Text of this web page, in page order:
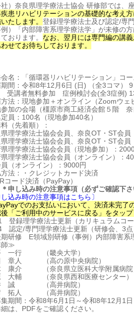
社）奈良県理学療法士協会 研修部では、
患リハビリテーションの基礎的な考え
たします。 登録理学療法士及び認定/専
例）「内部障害系理学療法学」が未修の
おります。 なお、翌月には専門編の講
せてお待ちしております。
名：「循環器リハビリテーション」コ
期間：令和8年12月6日 (日) （全3コマ）
者無料参加 症例検討会(全3症例)
方法：現地参加＋オンライン（Zoomウェ
加の会場（橿原市商工経済会館５階 奈
員：100名（現地参加40名）
（先着順）：
理学療法士協会会員、奈良OT・ST会員
理学療法士協会会員、奈良OT・ST会員
理学療法士協会会員（現地参加）：
理学療法士協会会員（オンライン）：
（オンライン）：9000円
法：・クレジットカード決済
コード決済（PayPay）
＊申し込み時の注意事項（必ずご確認下さ
し込み時の注意事項はこちら〕
でのお支払いにおいて、決済未完了
「ご利用中のサービスに戻る」をタップ
登録理学療法士更新（カリキュラムコ
認定/専門理学療法士更新（研修会、3点
期研修 E領域別研修（事例）内部障害
≫
一行 （畿央大学）
章人 （高の原中央病院）
康介 （奈良県立医科大学附属病院
大輔 （奈良県西和医療センター）
誠 （高井病院）
拓人 （高井病院）
集期間：令和8年6月1日～令和8年12月1日
細は、PDFをご確認ください。